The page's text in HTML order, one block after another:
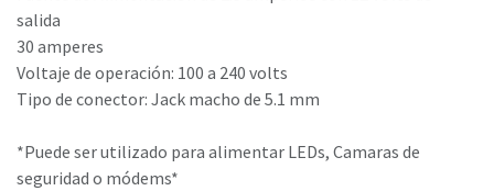
salida
30 amperes
Voltaje de operación: 100 a 240 volts
Tipo de conector: Jack macho de 5.1 mm
*Puede ser utilizado para alimentar LEDs, Camaras de
seguridad o módems*